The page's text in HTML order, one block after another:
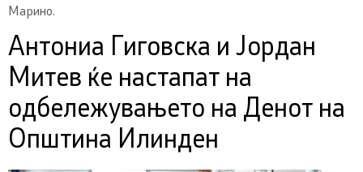
Марино.
Антониа Гиговска и Јордан
Митев ќе настапат на
одбележувањето на Денот на
Општина Илинден